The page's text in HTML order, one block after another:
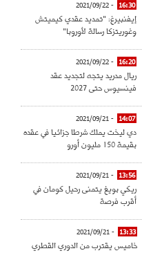
16:30
- 2021/09/22
إيفنبيرغ: "تمديد عقدي كيميتش
وغوريتزكا رسالة لأوروبا"
16:20
- 2021/09/22
ريال مدريد يتجه لتجديد عقد
فينسيوس حتى 2027
14:07
- 2021/09/21
دي ليخت يملك شرطا جزائيا في عقده
بقيمة 150 مليون أورو
13:56
- 2021/09/21
ريكي بويغ يتمنى رحيل كومان في
أقرب فرصة
13:33
- 2021/09/21
خاميس يقترب من الدوري القطري